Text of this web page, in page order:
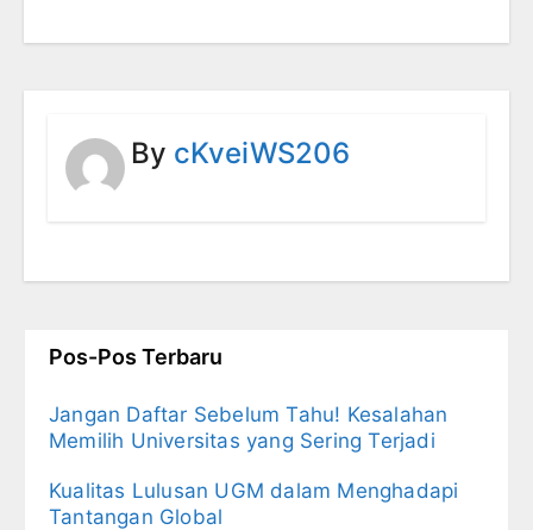
By cKveiWS206
Pos-Pos Terbaru
Jangan Daftar Sebelum Tahu! Kesalahan
Memilih Universitas yang Sering Terjadi
Kualitas Lulusan UGM dalam Menghadapi
Tantangan Global